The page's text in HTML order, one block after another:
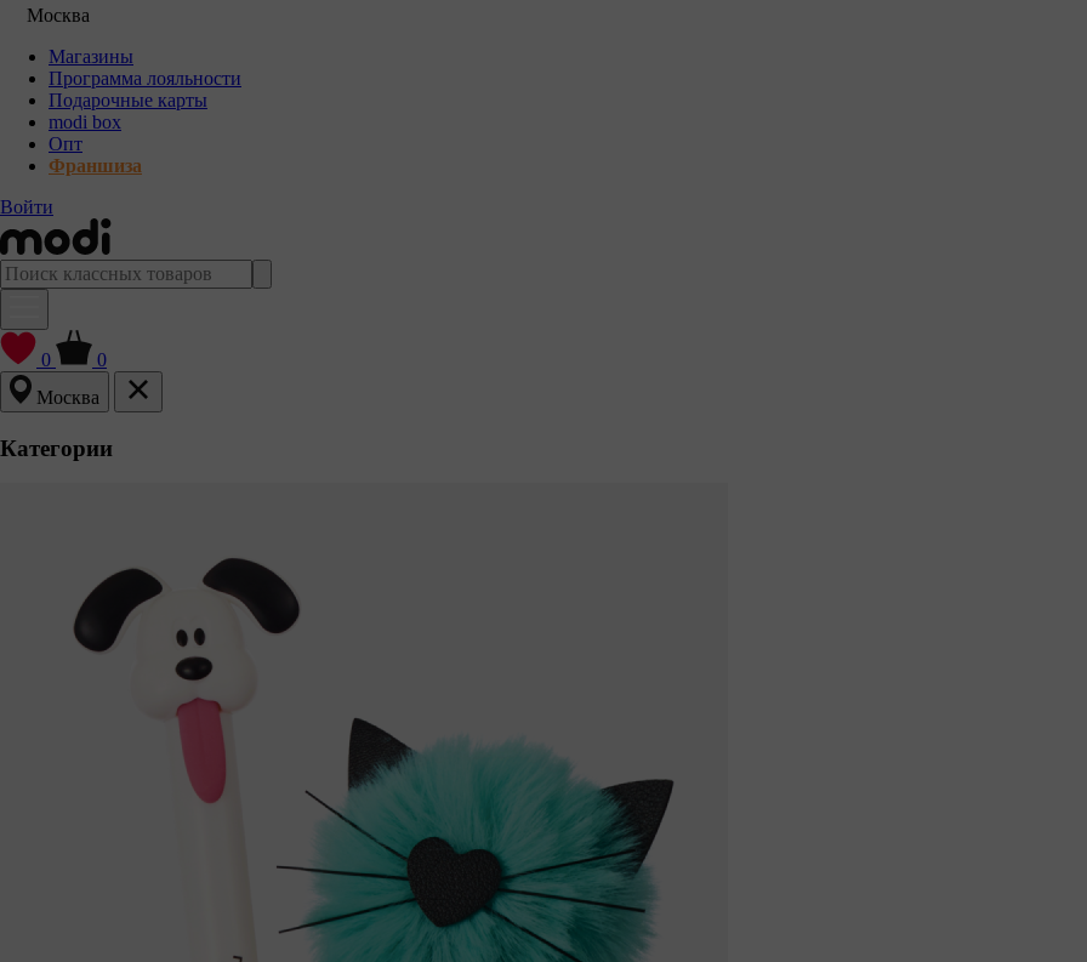
Москва
Магазины
Программа лояльности
Подарочные карты
modi box
Опт
Франшиза
Войти
0
0
Москва
Категории